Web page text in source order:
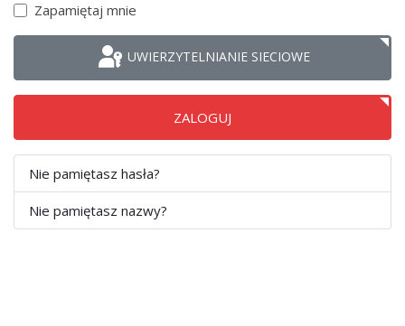
Zapamiętaj mnie
UWIERZYTELNIANIE SIECIOWE
ZALOGUJ
Nie pamiętasz hasła?
Nie pamiętasz nazwy?